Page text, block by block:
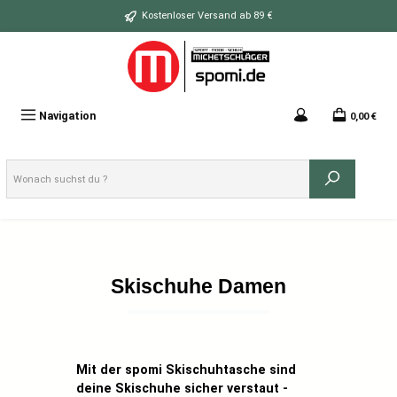
Zum Hauptinhalt springen Kostenloser Versand ab 89 €
Navigation 0,00 €
Skischuhe Damen
Produktgalerie überspringen
Mit der spomi Skischuhtasche sind
deine Skischuhe sicher verstaut -